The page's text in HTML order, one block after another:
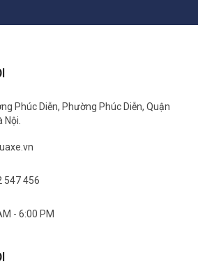
Phúc Diễn, Phường Phúc Diễn, Quận
Nội.
547 456
- 6:00 PM